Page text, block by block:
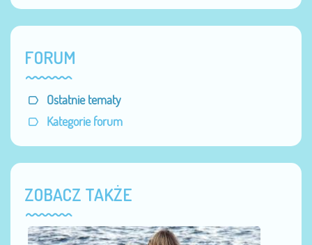
FORUM
Ostatnie tematy
Kategorie forum
ZOBACZ TAKŻE